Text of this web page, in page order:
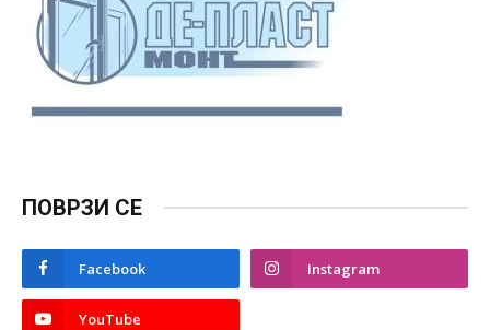
ПОВРЗИ СЕ
Facebook Instagram
YouTube